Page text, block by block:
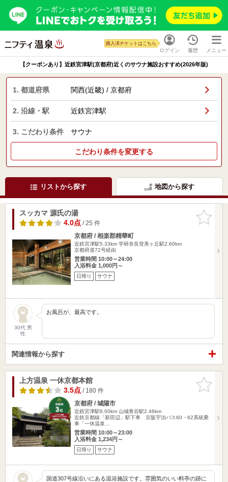
ログイン
購入済チケットはこちら
履歴 メニュー
【クーポンあり】近鉄宮津駅(京都府)近くのサウナ施設おすすめ(2026年版)
1. 都道府県 関西(近畿) / 京都府
2. 沿線・駅 近鉄宮津駅
3. こだわり条件 サウナ
こだわり条件を変更する
リストから探す 地図から探す
お気に入
りに追加
スッカマ 源氏の湯
4.0点/ 25 件
京都府 / 相楽郡精華町
近鉄宮津駅5.33km 学研奈良登美ヶ丘駅2.60km
京都府道72号経由
営業時間 10:00～24:00
入浴料金 1,000円～
日帰り サウナ
30代 男
性
お風呂が、最高です。
関連情報から探す
お気に入
りに追加
上方温泉 一休京都本館
3.5点/ 180 件
京都府 / 城陽市
近鉄宮津駅6.00km 山城青谷駅2.46km
近鉄京都線「新田辺」駅下車 京阪宇治バス60・62系統乗
車「一休温泉…
営業時間 10:00～23:00
入浴料金 1,234円～
日帰り サウナ
国道307号線沿いにある温浴施設です。雰囲気のいい料亭の跡に